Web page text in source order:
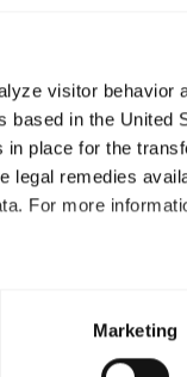
visitor behavior
based in the United
in place for the
legal remedies
For more
at any time through
required for the
Marketing
Modells